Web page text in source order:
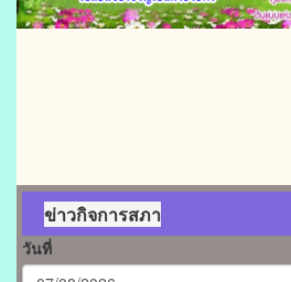
ข่าวกิจการสภา
วันที่